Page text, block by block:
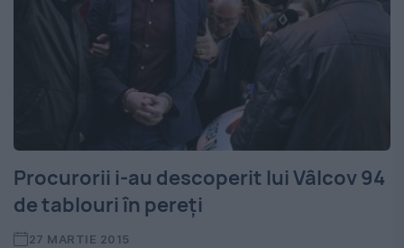
Procurorii i-au descoperit lui Vâlcov 94
de tablouri în pereți
27 MARTIE 2015